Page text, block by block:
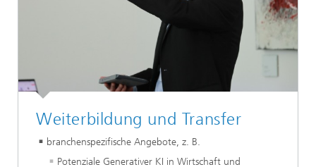
Weiterbildung und Transfer
branchenspezifische Angebote, z. B.
Potenziale Generativer KI in Wirtschaft und